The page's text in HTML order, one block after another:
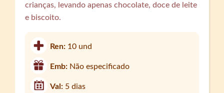
crianças, levando apenas chocolate, doce de leite
e biscoito.
Ren: 10 und
Emb: Não especificado
Val: 5 dias